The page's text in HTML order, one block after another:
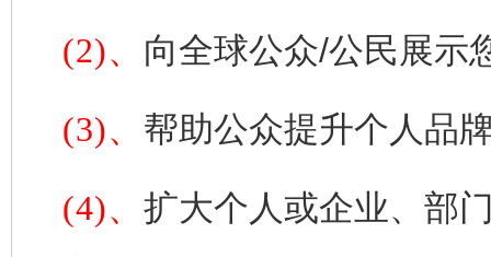
(2)、 向全球公众/公民展示
(3)、 帮助公众提升个人品
(4)、 扩大个人或企业、部